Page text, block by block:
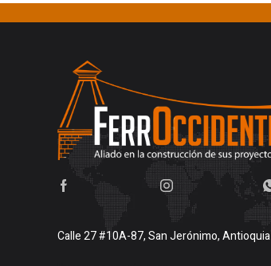
Calle 27 #10A-87, San Jerónimo, Antioquia